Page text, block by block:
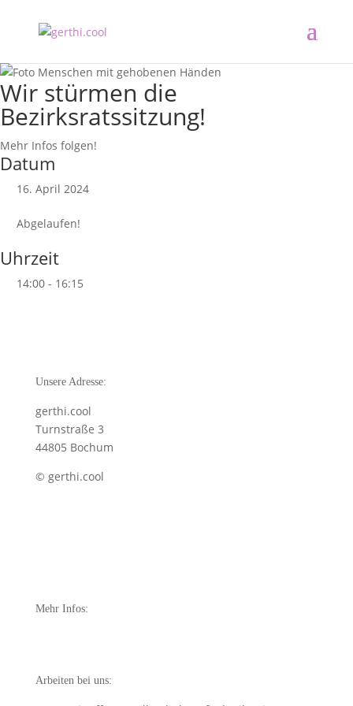
Wir stürmen die
Bezirksratssitzung!
Mehr Infos folgen!
Datum
16. April 2024
Abgelaufen!
Uhrzeit
14:00 - 16:15
Unsere Adresse:
gerthi.cool
Turnstraße 3
44805 Bochum
© gerthi.cool
Mehr Infos:
Arbeiten bei uns: